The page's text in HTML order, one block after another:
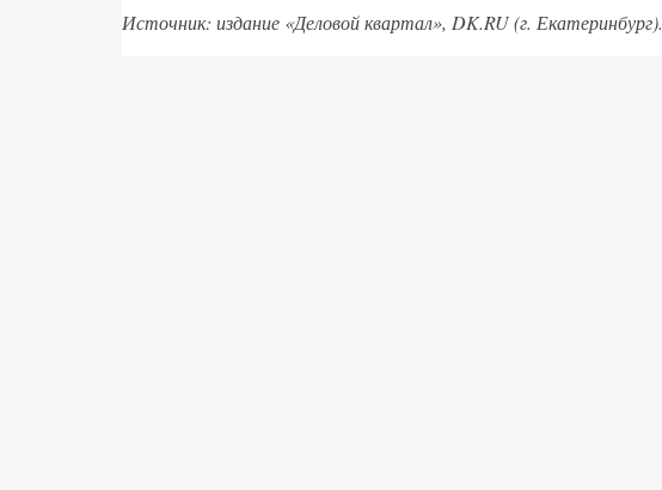
Источник: издание «Деловой квартал», DK.RU (г. Екатеринбург).